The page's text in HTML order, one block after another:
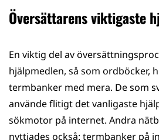
Översättarens viktigaste
En viktig del av
hjälpmedlen, så som ordböcker,
termbanker med mera. De som
använde flitigt det vanligaste
sökmotor på internet. Andra
nyttjades också: termbanker på